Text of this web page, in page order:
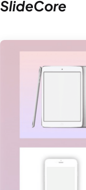
SlideCore